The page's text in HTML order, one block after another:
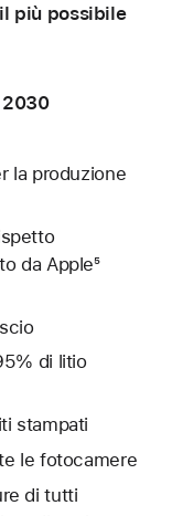
più possibile
la produzione
da Apple⁵
di litio
stampati
le fotocamere
di tutti